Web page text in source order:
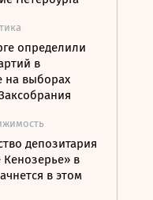
определили
в
на выборах
депозитария
в
в этом